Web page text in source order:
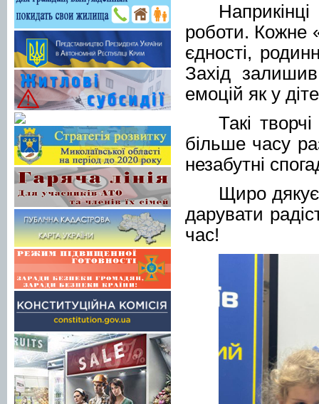
роботи. Кожне
єдності,
Захід
емоцій як у
Такі
більше часу
незабутні
Щиро
дарувати
час!